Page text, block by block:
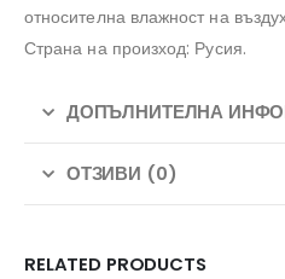
относителна влажност на
Страна на произход: Русия.
ДОПЪЛНИТЕЛНА
ОТЗИВИ (0)
RELATED PRODUCTS